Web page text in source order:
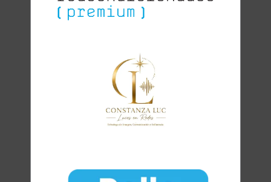
Club Oratoria Málaga